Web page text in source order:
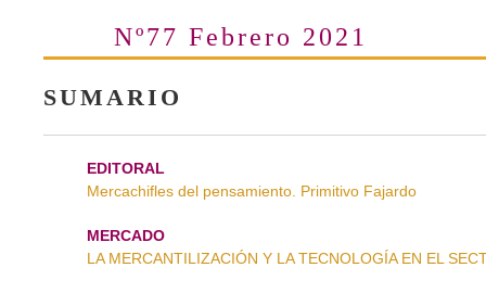
Nº77 Febrero 2021
SUMARIO
EDITORAL
Mercachifles del pensamiento. Primitivo Fajardo
MERCADO
LA MERCANTILIZACIÓN Y LA TECNOLOGÍA EN EL